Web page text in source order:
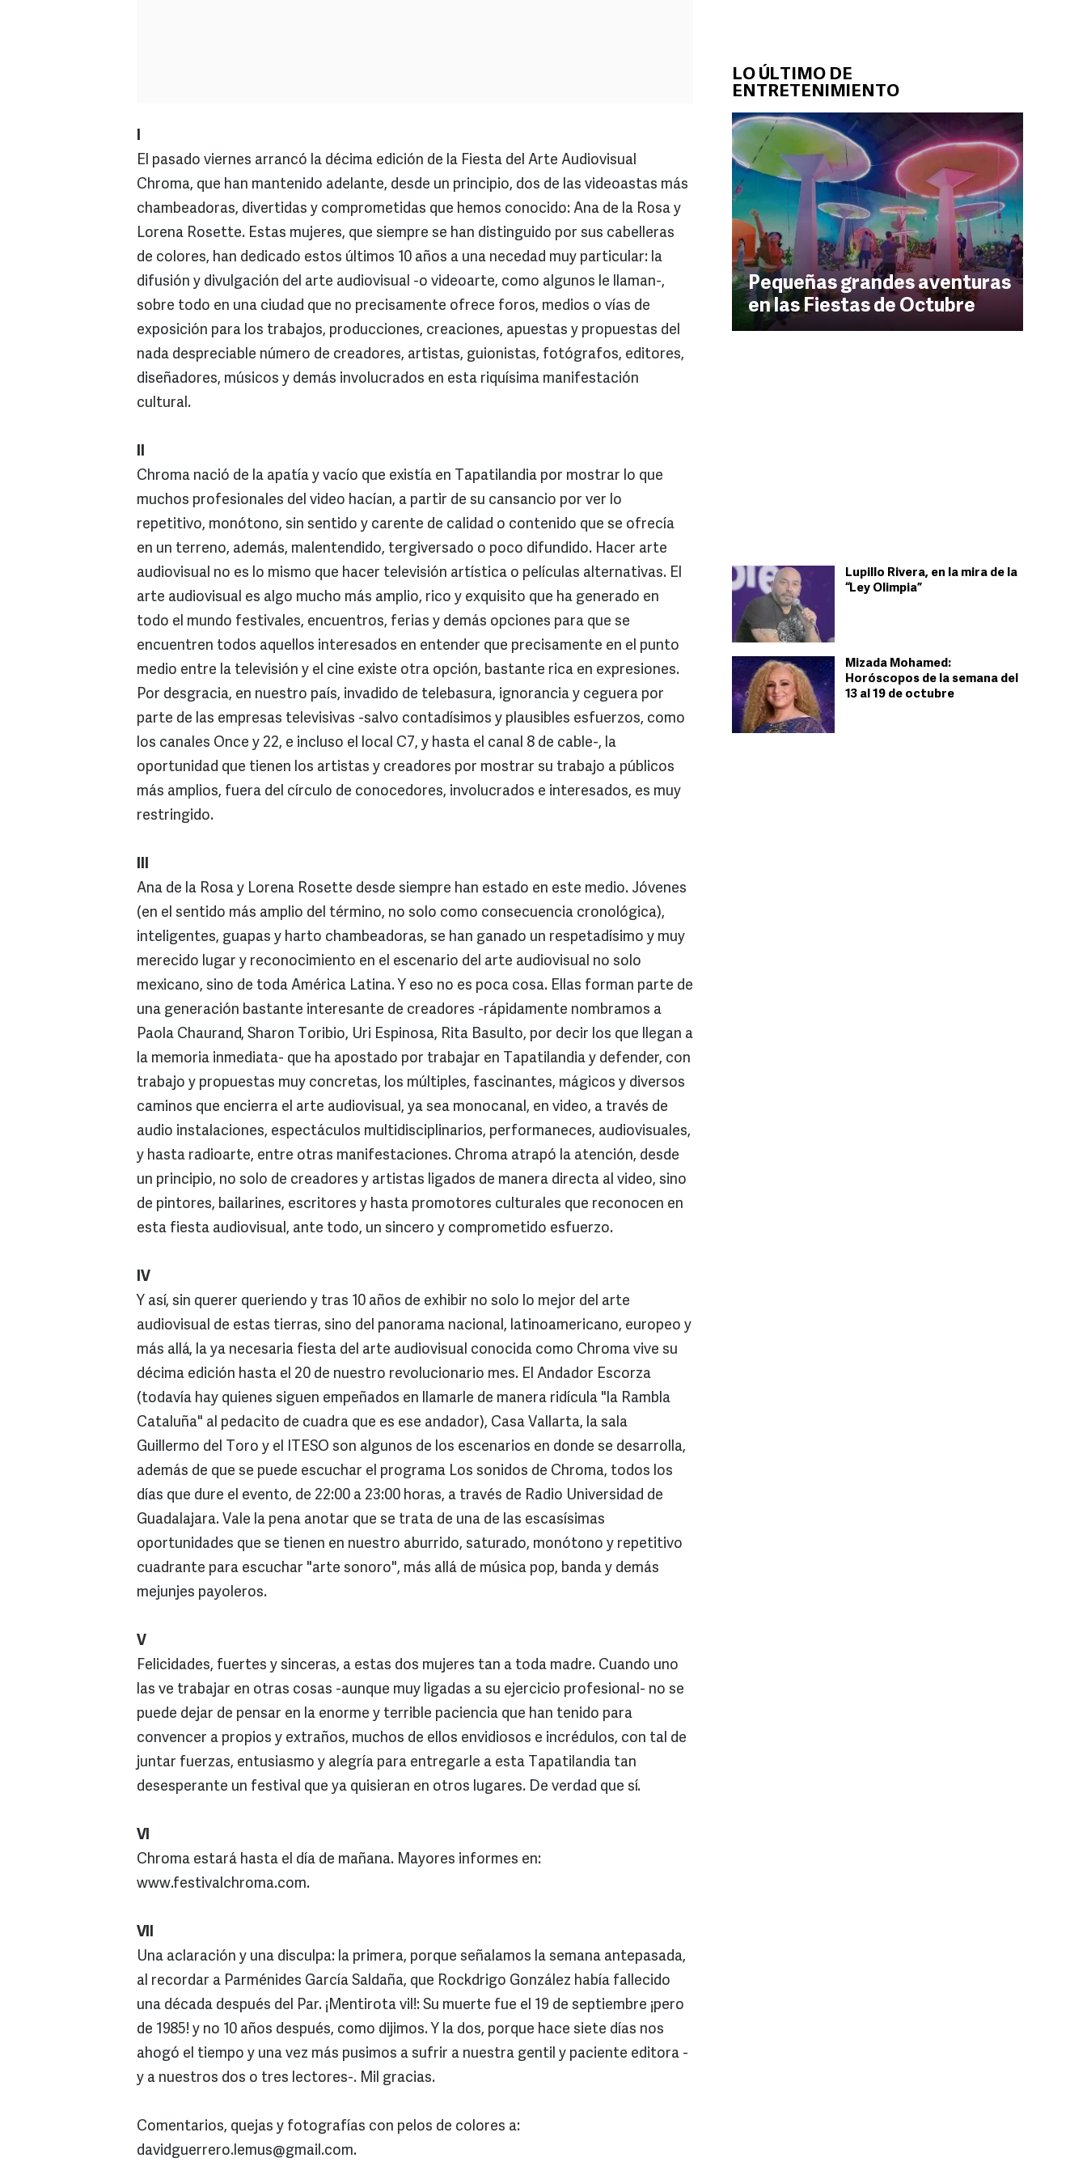
LO ÚLTIMO DE
ENTRETENIMIENTO
Pequeñas grandes aventuras
en las Fiestas de Octubre
Lupillo Rivera, en la mira de la
“Ley Olimpia”
Mizada Mohamed:
Horóscopos de la semana del
13 al 19 de octubre
I
El pasado viernes arrancó la décima edición de la Fiesta del Arte Audiovisual
Chroma, que han mantenido adelante, desde un principio, dos de las videoastas más
chambeadoras, divertidas y comprometidas que hemos conocido: Ana de la Rosa y
Lorena Rosette. Estas mujeres, que siempre se han distinguido por sus cabelleras
de colores, han dedicado estos últimos 10 años a una necedad muy particular: la
difusión y divulgación del arte audiovisual -o videoarte, como algunos le llaman-,
sobre todo en una ciudad que no precisamente ofrece foros, medios o vías de
exposición para los trabajos, producciones, creaciones, apuestas y propuestas del
nada despreciable número de creadores, artistas, guionistas, fotógrafos, editores,
diseñadores, músicos y demás involucrados en esta riquísima manifestación
cultural.
II
Chroma nació de la apatía y vacío que existía en Tapatilandia por mostrar lo que
muchos profesionales del video hacían, a partir de su cansancio por ver lo
repetitivo, monótono, sin sentido y carente de calidad o contenido que se ofrecía
en un terreno, además, malentendido, tergiversado o poco difundido. Hacer arte
audiovisual no es lo mismo que hacer televisión artística o películas alternativas. El
arte audiovisual es algo mucho más amplio, rico y exquisito que ha generado en
todo el mundo festivales, encuentros, ferias y demás opciones para que se
encuentren todos aquellos interesados en entender que precisamente en el punto
medio entre la televisión y el cine existe otra opción, bastante rica en expresiones.
Por desgracia, en nuestro país, invadido de telebasura, ignorancia y ceguera por
parte de las empresas televisivas -salvo contadísimos y plausibles esfuerzos, como
los canales Once y 22, e incluso el local C7, y hasta el canal 8 de cable-, la
oportunidad que tienen los artistas y creadores por mostrar su trabajo a públicos
más amplios, fuera del círculo de conocedores, involucrados e interesados, es muy
restringido.
III
Ana de la Rosa y Lorena Rosette desde siempre han estado en este medio. Jóvenes
(en el sentido más amplio del término, no solo como consecuencia cronológica),
inteligentes, guapas y harto chambeadoras, se han ganado un respetadísimo y muy
merecido lugar y reconocimiento en el escenario del arte audiovisual no solo
mexicano, sino de toda América Latina. Y eso no es poca cosa. Ellas forman parte de
una generación bastante interesante de creadores -rápidamente nombramos a
Paola Chaurand, Sharon Toribio, Uri Espinosa, Rita Basulto, por decir los que llegan a
la memoria inmediata- que ha apostado por trabajar en Tapatilandia y defender, con
trabajo y propuestas muy concretas, los múltiples, fascinantes, mágicos y diversos
caminos que encierra el arte audiovisual, ya sea monocanal, en video, a través de
audio instalaciones, espectáculos multidisciplinarios, performaneces, audiovisuales,
y hasta radioarte, entre otras manifestaciones. Chroma atrapó la atención, desde
un principio, no solo de creadores y artistas ligados de manera directa al video, sino
de pintores, bailarines, escritores y hasta promotores culturales que reconocen en
esta fiesta audiovisual, ante todo, un sincero y comprometido esfuerzo.
IV
Y así, sin querer queriendo y tras 10 años de exhibir no solo lo mejor del arte
audiovisual de estas tierras, sino del panorama nacional, latinoamericano, europeo y
más allá, la ya necesaria fiesta del arte audiovisual conocida como Chroma vive su
décima edición hasta el 20 de nuestro revolucionario mes. El Andador Escorza
(todavía hay quienes siguen empeñados en llamarle de manera ridícula "la Rambla
Cataluña" al pedacito de cuadra que es ese andador), Casa Vallarta, la sala
Guillermo del Toro y el ITESO son algunos de los escenarios en donde se desarrolla,
además de que se puede escuchar el programa Los sonidos de Chroma, todos los
días que dure el evento, de 22:00 a 23:00 horas, a través de Radio Universidad de
Guadalajara. Vale la pena anotar que se trata de una de las escasísimas
oportunidades que se tienen en nuestro aburrido, saturado, monótono y repetitivo
cuadrante para escuchar "arte sonoro", más allá de música pop, banda y demás
mejunjes payoleros.
V
Felicidades, fuertes y sinceras, a estas dos mujeres tan a toda madre. Cuando uno
las ve trabajar en otras cosas -aunque muy ligadas a su ejercicio profesional- no se
puede dejar de pensar en la enorme y terrible paciencia que han tenido para
convencer a propios y extraños, muchos de ellos envidiosos e incrédulos, con tal de
juntar fuerzas, entusiasmo y alegría para entregarle a esta Tapatilandia tan
desesperante un festival que ya quisieran en otros lugares. De verdad que sí.
VI
Chroma estará hasta el día de mañana. Mayores informes en:
www.festivalchroma.com.
VII
Una aclaración y una disculpa: la primera, porque señalamos la semana antepasada,
al recordar a Parménides García Saldaña, que Rockdrigo González había fallecido
una década después del Par. ¡Mentirota vil!: Su muerte fue el 19 de septiembre ¡pero
de 1985! y no 10 años después, como dijimos. Y la dos, porque hace siete días nos
ahogó el tiempo y una vez más pusimos a sufrir a nuestra gentil y paciente editora -
y a nuestros dos o tres lectores-. Mil gracias.
Comentarios, quejas y fotografías con pelos de colores a:
davidguerrero.lemus@gmail.com.